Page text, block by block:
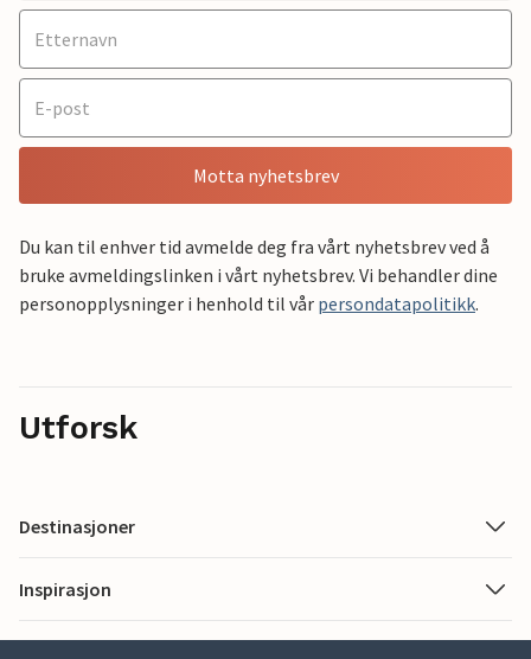
Motta nyhetsbrev
Du kan til enhver tid avmelde deg fra vårt nyhetsbrev ved å
bruke avmeldingslinken i vårt nyhetsbrev. Vi behandler dine
personopplysninger i henhold til vår persondatapolitikk.
Utforsk
Destinasjoner
Inspirasjon